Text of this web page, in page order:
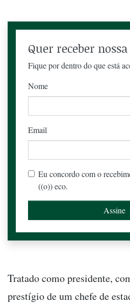
Quer receber
Fique por dentro do que está
Nome
Email
Eu concordo com o
((o)) eco.
Tratado como presidente,
prestígio de um chefe de